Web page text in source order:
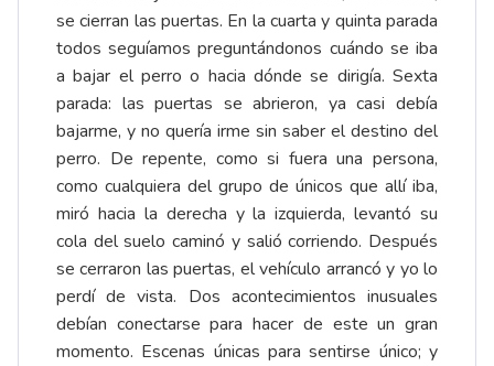
se cierran las puertas. En la cuarta y quinta parada
todos seguíamos preguntándonos cuándo se iba
a bajar el perro o hacia dónde se dirigía. Sexta
parada: las puertas se abrieron, ya casi debía
bajarme, y no quería irme sin saber el destino del
perro. De repente, como si fuera una persona,
como cualquiera del grupo de únicos que allí iba,
miró hacia la derecha y la izquierda, levantó su
cola del suelo caminó y salió corriendo. Después
se cerraron las puertas, el vehículo arrancó y yo lo
perdí de vista. Dos acontecimientos inusuales
debían conectarse para hacer de este un gran
momento. Escenas únicas para sentirse único; y